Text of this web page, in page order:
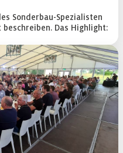
Sonderbau-Spezialisten
Das Highlight: